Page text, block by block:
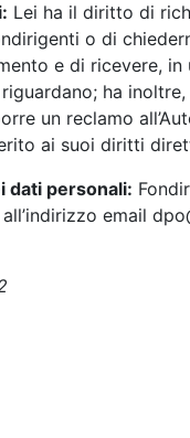
Lei ha il diritto di
o di
e di ricevere,
ha
un reclamo
ai suoi diritti
dati personali:
email